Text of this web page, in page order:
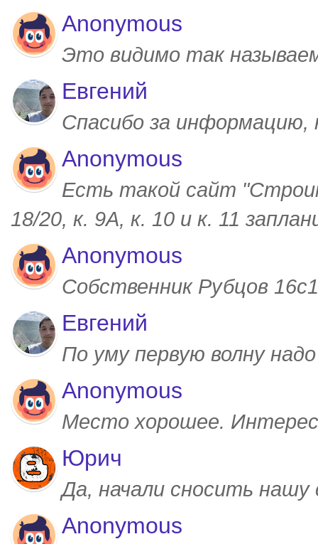
Anonymous
Это видимо так
Евгений
Спасибо за
Anonymous
Есть такой сайт
18/20, к. 9А, к. 10 и к. 11
Anonymous
Собственник Рубцов
Евгений
По уму первую волну
Anonymous
Место хорошее.
Юрич
Да, начали сносить
Anonymous